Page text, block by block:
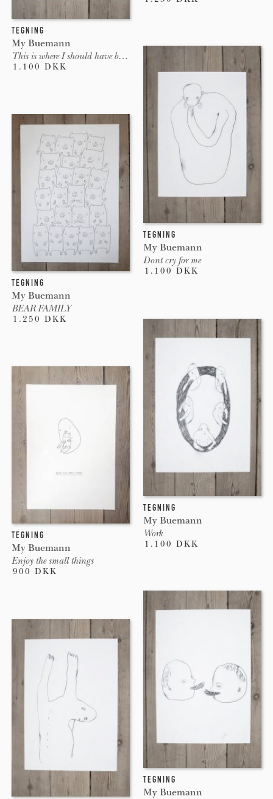
TEGNING
My Buemann
This is where I should have been
1.100 DKK
TEGNING
My Buemann
Dont cry for me
1.100 DKK
TEGNING
My Buemann
BEAR FAMILY
1.250 DKK
TEGNING
My Buemann
Work
1.100 DKK
TEGNING
My Buemann
Enjoy the small things
900 DKK
TEGNING
My Buemann